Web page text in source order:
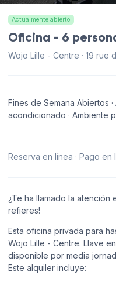
Actualmente abierto
Oficina - 6
Wojo Lille - Centre · 19 rue
Fines de Semana Abiertos
acondicionado · Ambiente
Reserva en línea · Pago en
¿Te ha llamado la atención
refieres!
Esta oficina privada para
Wojo Lille - Centre. Llave
disponible por media
Este alquiler incluye: